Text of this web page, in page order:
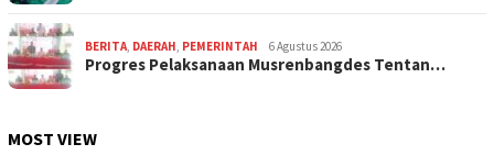
BERITA DAERAH PEMERINTAH 6 Agustus 2026
Progres Pelaksanaan Musrenbangdes Tentan…
MOST VIEW